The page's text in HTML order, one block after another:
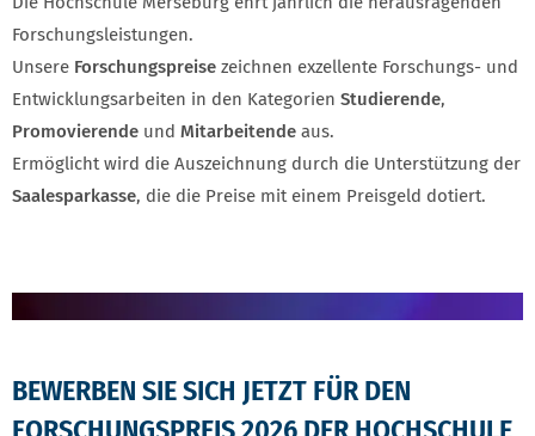
Forschungsleistungen.
Unsere Forschungspreise zeichnen exzellente Forschungs- und
Entwicklungsarbeiten in den Kategorien Studierende,
Promovierende und Mitarbeitende aus.
Ermöglicht wird die Auszeichnung durch die Unterstützung der
Saalesparkasse, die die Preise mit einem Preisgeld dotiert.
BEWERBEN SIE SICH JETZT FÜR DEN